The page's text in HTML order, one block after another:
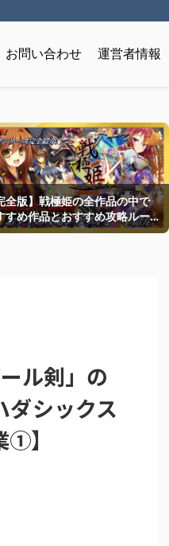
お問い合わせ 運営者情報
全版】戦極姫の全作品の中で
すめ作品とおすすめ攻略ルー
一挙紹介
ル剣」の
シックス
】